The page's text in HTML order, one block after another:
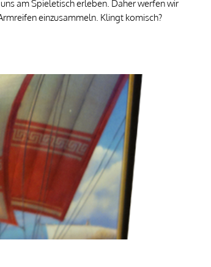
am Spieletisch erleben. Daher werfen wir
einzusammeln. Klingt komisch?